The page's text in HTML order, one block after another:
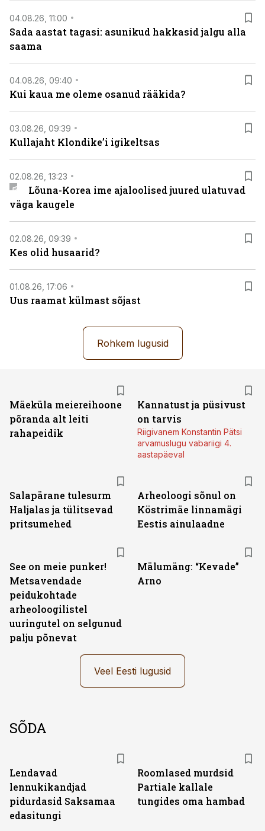
04.08.26, 11:00
Sada aastat tagasi: asunikud hakkasid jalgu alla
saama
04.08.26, 09:40
Kui kaua me oleme osanud rääkida?
03.08.26, 09:39
Kullajaht Klondike’i igikeltsas
02.08.26, 13:23
Lõuna-Korea ime ajaloolised juured ulatuvad
väga kaugele
02.08.26, 09:39
Kes olid husaarid?
01.08.26, 17:06
Uus raamat külmast sõjast
Rohkem lugusid
Mäeküla meiereihoone
põranda alt leiti
rahapeidik
Kannatust ja püsivust
on tarvis
Riigivanem Konstantin Pätsi
arvamuslugu vabariigi 4.
aastapäeval
Salapärane tulesurm
Haljalas ja tülitsevad
pritsumehed
Arheoloogi sõnul on
Köstrimäe linnamägi
Eestis ainulaadne
See on meie punker!
Metsavendade
peidukohtade
arheoloogilistel
uuringutel on selgunud
palju põnevat
Mälumäng: “Kevade”
Arno
Veel Eesti lugusid
SÕDA
Lendavad
lennukikandjad
pidurdasid Saksamaa
edasitungi
Roomlased murdsid
Partiale kallale
tungides oma hambad